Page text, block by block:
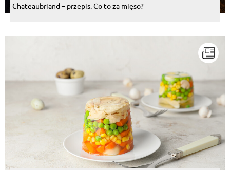
Chateaubriand – przepis. Co to za mięso?